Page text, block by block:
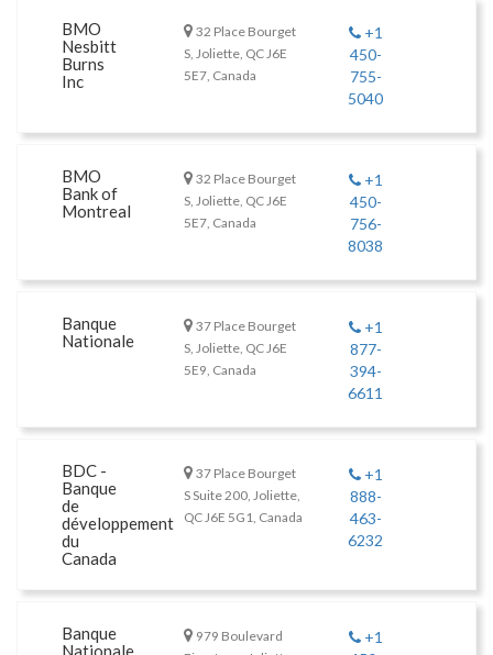
BMO
Nesbitt
Burns
Inc
32 Place Bourget
S, Joliette, QC J6E
5E7, Canada
+1
450-
755-
5040
BMO
Bank of
Montreal
32 Place Bourget
S, Joliette, QC J6E
5E7, Canada
+1
450-
756-
8038
Banque
Nationale
37 Place Bourget
S, Joliette, QC J6E
5E9, Canada
+1
877-
394-
6611
BDC -
Banque
de
développement
du
Canada
37 Place Bourget
S Suite 200, Joliette,
QC J6E 5G1, Canada
+1
888-
463-
6232
Banque
Nationale
979 Boulevard
+1